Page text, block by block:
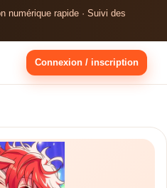
numérique rapide · Suivi des
Connexion / inscription